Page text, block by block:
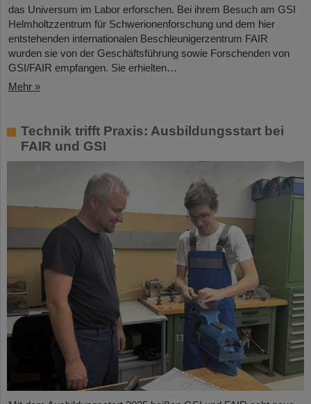
das Universum im Labor erforschen. Bei ihrem Besuch am GSI
Helmholtzzentrum für Schwerionenforschung und dem hier
entstehenden internationalen Beschleunigerzentrum FAIR
wurden sie von der Geschäftsführung sowie Forschenden von
GSI/FAIR empfangen. Sie erhielten…
Mehr »
Technik trifft Praxis: Ausbildungsstart bei
FAIR und GSI